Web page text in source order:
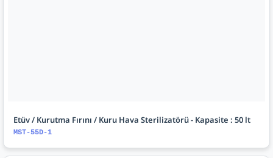
Etüv / Kurutma Fırını / Kuru Hava Sterilizatörü - Kapasite : 50 lt
MST-55D-1